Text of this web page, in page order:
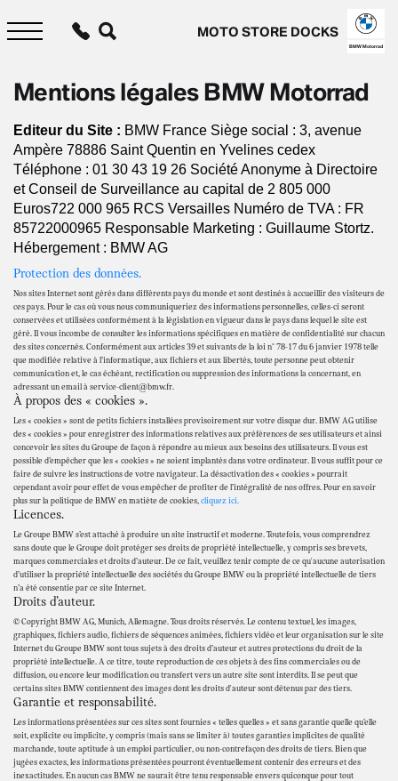
contenu
MOTO STORE DOCKS
BMW Motorrad
Mentions légales BMW Motorrad
Editeur du Site : BMW France Siège social : 3, avenue
Ampère 78886 Saint Quentin en Yvelines cedex
Téléphone : 01 30 43 19 26 Société Anonyme à Directoire
et Conseil de Surveillance au capital de 2 805 000
Euros722 000 965 RCS Versailles Numéro de TVA : FR
85722000965 Responsable Marketing : Guillaume Stortz.
Hébergement : BMW AG
Protection des données.
Nos sites Internet sont gérés dans différents pays du monde et sont destinés à accueillir des visiteurs de
ces pays. Pour le cas où vous nous communiqueriez des informations personnelles, celles-ci seront
conservées et utilisées conformément à la législation en vigueur dans le pays dans lequel le site est
géré. Il vous incombe de consulter les informations spécifiques en matière de confidentialité sur chacun
des sites concernés. Conformément aux articles 39 et suivants de la loi n° 78-17 du 6 janvier 1978 telle
que modifiée relative à l’informatique, aux fichiers et aux libertés, toute personne peut obtenir
communication et, le cas échéant, rectification ou suppression des informations la concernant, en
adressant un email à service-client@bmw.fr.
À propos des « cookies ».
Les « cookies » sont de petits fichiers installées provisoirement sur votre disque dur. BMW AG utilise
des « cookies » pour enregistrer des informations relatives aux préférences de ses utilisateurs et ainsi
concevoir les sites du Groupe de façon à répondre au mieux aux besoins des utilisateurs. Il vous est
possible d’empêcher que les « cookies » ne soient implantés dans votre ordinateur. Il vous suffit pour ce
faire de suivre les instructions de votre navigateur. La désactivation des « cookies » pourrait
cependant avoir pour effet de vous empêcher de profiter de l’intégralité de nos offres. Pour en savoir
plus sur la politique de BMW en matiète de cookies,cliquez ici.
Licences.
Le Groupe BMW s’est attaché à produire un site instructif et moderne. Toutefois, vous comprendrez
sans doute que le Groupe doit protéger ses droits de propriété intellectuelle, y compris ses brevets,
marques commerciales et droits d’auteur. De ce fait, veuillez tenir compte de ce qu'aucune autorisation
d’utiliser la propriété intellectuelle des sociétés du Groupe BMW ou la propriété intellectuelle de tiers
n’a été consentie par ce site Internet.
Droits d’auteur.
© Copyright BMW AG, Munich, Allemagne. Tous droits réservés. Le contenu textuel, les images,
graphiques, fichiers audio, fichiers de séquences animées, fichiers vidéo et leur organisation sur le site
Internet du Groupe BMW sont tous sujets à des droits d’auteur et autres protections du droit de la
propriété intellectuelle. A ce titre, toute reproduction de ces objets à des fins commerciales ou de
diffusion, ou encore leur modification ou transfert vers un autre site sont interdits. Il se peut que
certains sites BMW contiennent des images dont les droits d'auteur sont détenus par des tiers.
Garantie et responsabilité.
Les informations présentées sur ces sites sont fournies « telles quelles » et sans garantie quelle qu’elle
soit, explicite ou implicite, y compris (mais sans se limiter à) toutes garanties implicites de qualité
marchande, toute aptitude à un emploi particulier, ou non-contrefaçon des droits de tiers. Bien que
jugées exactes, les informations présentées pourront éventuellement contenir des erreurs et des
inexactitudes. En aucun cas BMW ne saurait être tenu responsable envers quiconque pour tout